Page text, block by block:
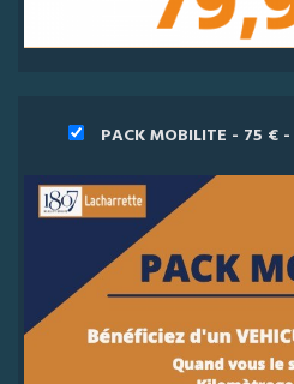
PACK MOBILITE - 75 € -